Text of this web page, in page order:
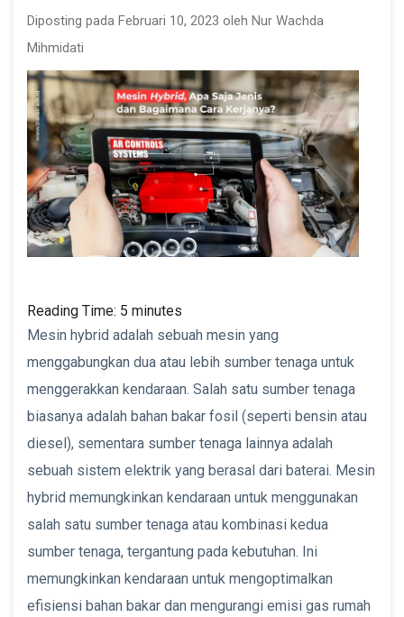
Diposting pada Februari 10, 2023 oleh Nur Wachda
Mihmidati
Reading Time: 5 minutes
Mesin hybrid adalah sebuah mesin yang
menggabungkan dua atau lebih sumber tenaga untuk
menggerakkan kendaraan. Salah satu sumber tenaga
biasanya adalah bahan bakar fosil (seperti bensin atau
diesel), sementara sumber tenaga lainnya adalah
sebuah sistem elektrik yang berasal dari baterai. Mesin
hybrid memungkinkan kendaraan untuk menggunakan
salah satu sumber tenaga atau kombinasi kedua
sumber tenaga, tergantung pada kebutuhan. Ini
memungkinkan kendaraan untuk mengoptimalkan
efisiensi bahan bakar dan mengurangi emisi gas rumah